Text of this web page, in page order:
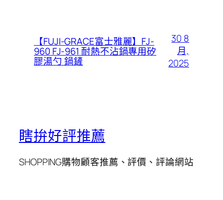
【FUJI-GRACE富士雅麗】FJ-
960 FJ-961 耐熱不沾鍋專用矽
膠湯勺 鍋鏟
30 8
月,
2025
瞎拚好評推薦
SHOPPING購物顧客推薦、評價、評論網站